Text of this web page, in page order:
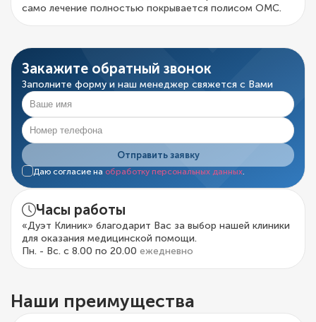
само лечение полностью покрывается полисом ОМС.
Закажите обратный звонок
Заполните форму и наш менеджер свяжется с Вами
Отправить заявку
Даю согласие на обработку персональных данных.
Часы работы
«Дуэт Клиник» благодарит Вас за выбор нашей клиники
для оказания медицинской помощи.
Пн. - Вс. с 8.00 по 20.00 ежедневно
Наши преимущества